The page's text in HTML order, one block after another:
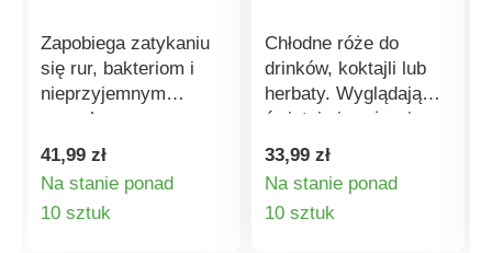
Zapobiega zatykaniu
się rur, bakteriom i
nieprzyjemnym
zapachom,
jednocześnie
poprawiając wygląd
łazienki i toalety:
nowoczesny korek do
41,99 zł
Na stanie ponad
10 sztuk
Chłodne róże do
drinków, koktajli lub
herbaty. Wyglądają
świetnie i można je
łatwo wyjąć z formy.
33,99 zł
Na stanie ponad
10 sztuk